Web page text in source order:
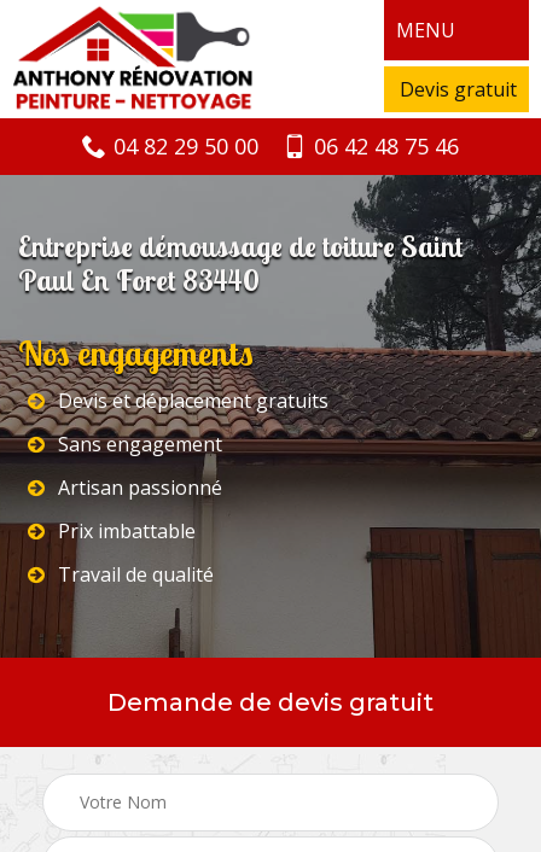
MENU
Devis gratuit
04 82 29 50 00 06 42 48 75 46
Entreprise démoussage de toiture Saint
Paul En Foret 83440
Nos engagements
Devis et déplacement gratuits
Sans engagement
Artisan passionné
Prix imbattable
Travail de qualité
Demande de devis gratuit